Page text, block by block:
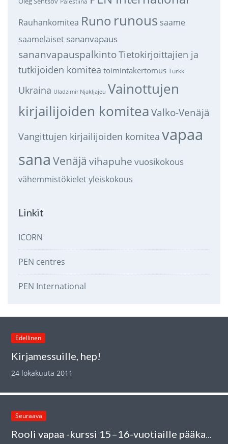
Rauhankomitea Runo runous saame
saamelaiset sananvapaus
sananvapauspalkintoTietokirjoittajien ja
tutkijoiden komitea toimintakertomus Turkki
Ukraina Uladzimir Njakljajeu Vainottujen
kirjailijoiden komitea Valko-Venäjä
Vangittujen kirjailijoiden komitea vapaa
sana Venäjä vihapuhe vuosikokous
vähemmistökieletyleiskokous
Linkit
ICORN
PEN centres
PEN International
Edellinen
Kirjamessuille, hep!
24 lokakuuta 2011
Seuraava
Rooli vapaa -kurssi 15–16-vuotiaille pääkaupunkiseudun tytöille 26.11.